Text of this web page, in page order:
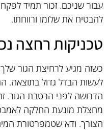
עבור שניכם. זכור תמיד
להבטיח את שלומו ורווחתו.
טכניקות רחצה
כשזה מגיע לרחיצת הגור
לעשות הבדל גדול בתוצאה.
הדרושה לפני הרטבת הגור.
מחצלת מונעת החלקה
הצורך. ודא שטמפרטורת